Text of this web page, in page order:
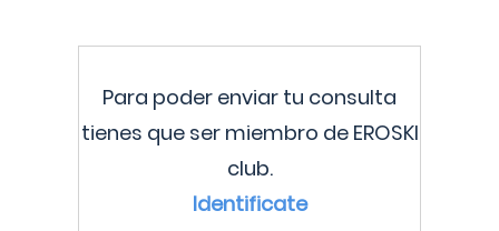
Para poder enviar tu consulta
tienes que ser miembro de EROSKI
club.
Identificate